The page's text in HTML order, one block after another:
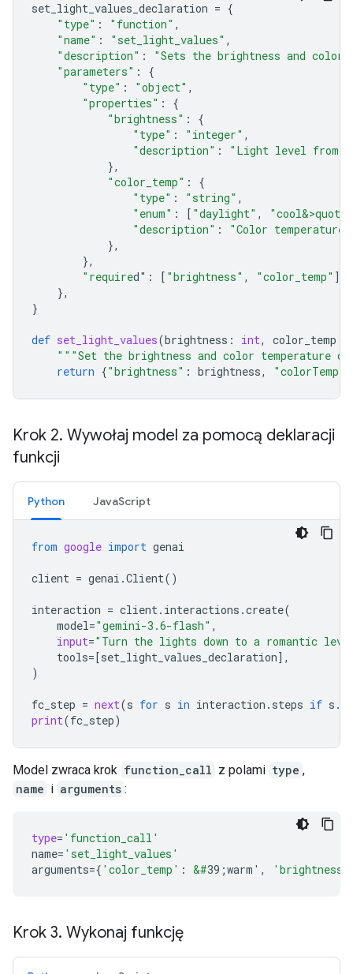
set_light_values_declaration = {
"type" : "function" ,
"name" : "set_light_values" ,
"description" :
"Sets the brightness and
"parameters" :
{
"type" : "object" ,
"properties" :
{
"brightness" :
{
"type" : "integer" ,
"description" :
"Light level from
},
"color_temp" :
{
"type" : "string" ,
"enum" : [ "daylight" , "cool&>quot;
"description" : "Color temperature"
},
},
"required" : [ "brightness" , "color_temp" ],
},
}
def set_light_values(brightness : int, color_temp
"""Set the brightness and color temperature
return {"brightness" : brightness,
Krok 2. Wywołaj model za pomocą deklaracji
funkcji
Python JavaScript
from google import genai
client = genai .Client()
interaction = client. interactions .create(
model="gemini-3.6-flash" ,
input="Turn the lights down to a romantic
tools= [set_light_values_declaration],
)
fc_step = next(s for s in interaction . steps if s .
print(fc_step)
Model zwraca krok function_call z polami type ,
name i arguments :
type= 'function_call'
name= 'set_light_values'
arguments={ 'color_temp' : &#39;warm' , 'brightness'
Krok 3. Wykonaj funkcję